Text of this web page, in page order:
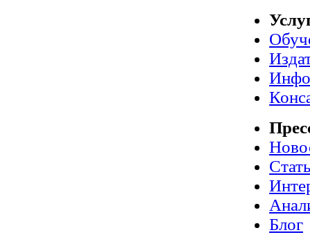
Блог